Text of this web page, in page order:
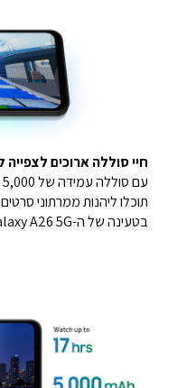
חיי סוללה ארוכים לצפייה
בטעינה של ה-Galaxy A26 5G שלכם.